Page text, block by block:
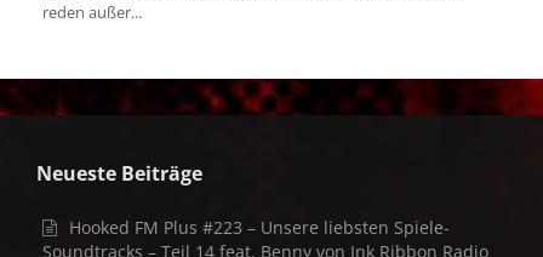
reden außer...
Neueste Beiträge
Hooked FM Plus #223 – Unsere liebsten Spiele-
Soundtracks – Teil 14 feat. Benny von Ink Ribbon Radio